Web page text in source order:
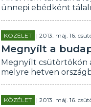
ünnepi ebédként
KÖZÉLET | 2013. máj. 16.
Megnyílt a
Megnyílt csütörtökön
melyre hetven
KÖZÉLET | 2013. máj. 16.